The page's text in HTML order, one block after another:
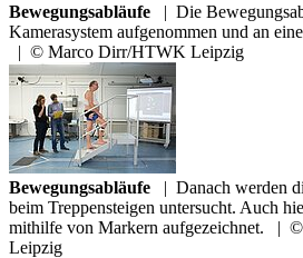
Bewegungsabläufe | Die
Kamerasystem aufgenommen und an
| © Marco Dirr/HTWK Leipzig
Bewegungsabläufe | Danach werden
beim Treppensteigen untersucht. Auch
mithilfe von Markern aufgezeichnet. | ©
Leipzig